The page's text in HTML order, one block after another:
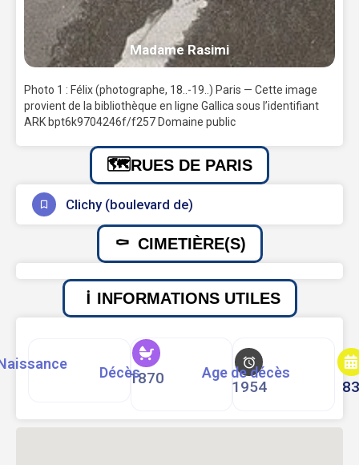
Madame Rasimi
Photo 1 : Félix (photographe, 18..-19..) Paris — Cette image
provient de la bibliothèque en ligne Gallica sous l’identifiant
ARK bpt6k9704246f/f257 Domaine public
RUES DE PARIS
Clichy (boulevard de)
CIMETIÈRE(S)
INFORMATIONS UTILES
1870
Décès
1954
Age de décès